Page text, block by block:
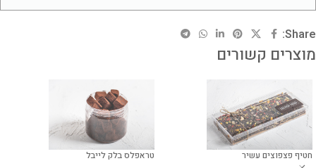
Share:
מוצרים קשורים
חטיף פצפוצים עשיר טראפלס בלק לייבל